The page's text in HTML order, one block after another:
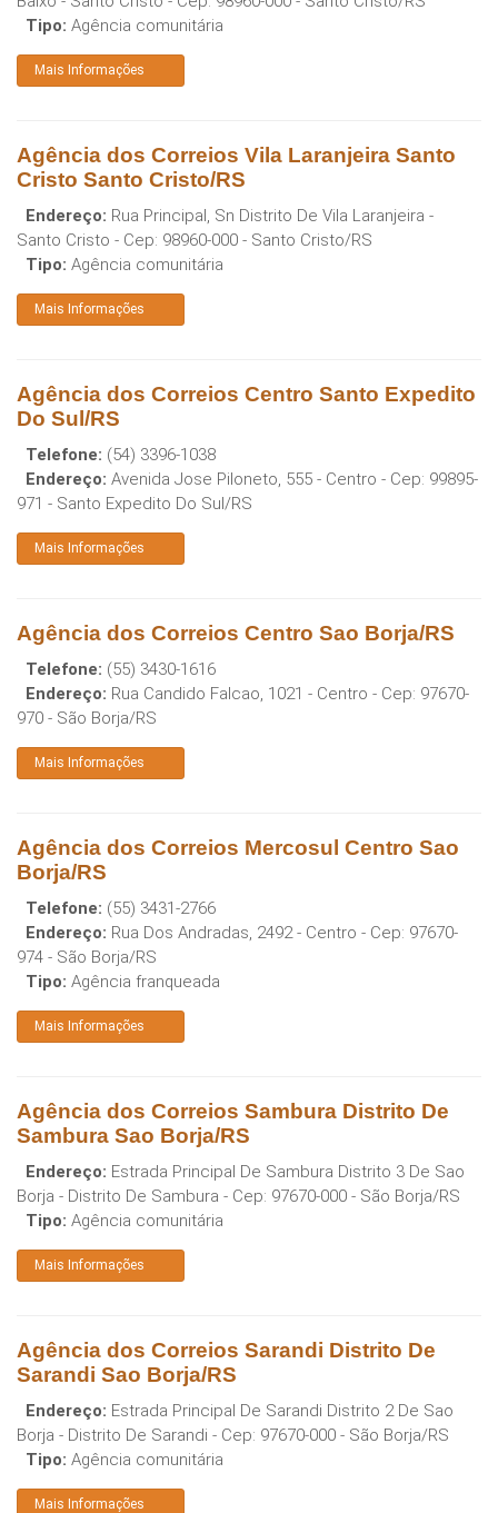
Tipo: Agência comunitária
Mais Informações
Agência dos Correios Vila Laranjeira Santo
Cristo Santo Cristo/RS
Endereço: Rua Principal, Sn Distrito De Vila Laranjeira -
Santo Cristo - Cep: 98960-000 - Santo Cristo/RS
Tipo: Agência comunitária
Mais Informações
Agência dos Correios Centro Santo Expedito
Do Sul/RS
Telefone: (54) 3396-1038
Endereço: Avenida Jose Piloneto, 555 - Centro - Cep: 99895-
971 - Santo Expedito Do Sul/RS
Mais Informações
Agência dos Correios Centro Sao Borja/RS
Telefone: (55) 3430-1616
Endereço: Rua Candido Falcao, 1021 - Centro - Cep: 97670-
970 - São Borja/RS
Mais Informações
Agência dos Correios Mercosul Centro Sao
Borja/RS
Telefone: (55) 3431-2766
Endereço: Rua Dos Andradas, 2492 - Centro - Cep: 97670-
974 - São Borja/RS
Tipo: Agência franqueada
Mais Informações
Agência dos Correios Sambura Distrito De
Sambura Sao Borja/RS
Endereço: Estrada Principal De Sambura Distrito 3 De Sao
Borja - Distrito De Sambura - Cep: 97670-000 - São Borja/RS
Tipo: Agência comunitária
Mais Informações
Agência dos Correios Sarandi Distrito De
Sarandi Sao Borja/RS
Endereço: Estrada Principal De Sarandi Distrito 2 De Sao
Borja - Distrito De Sarandi - Cep: 97670-000 - São Borja/RS
Tipo: Agência comunitária
Mais Informações